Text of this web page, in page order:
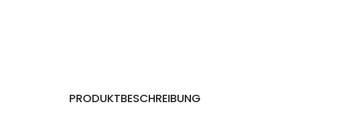
PRODUKTBESCHREIBUNG